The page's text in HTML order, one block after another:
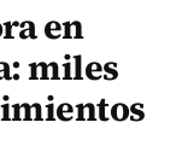
en
miles